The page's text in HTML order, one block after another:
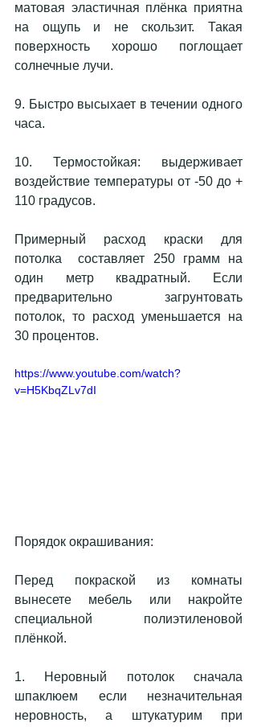
матовая эластичная плёнка приятна
на ощупь и не скользит. Такая
поверхность хорошо поглощает
солнечные лучи.
9. Быстро высыхает в течении одного
часа.
10. Термостойкая: выдерживает
воздействие температуры от -50 до +
110 градусов.
Примерный расход краски для
потолка  составляет 250 грамм на
один метр квадратный. Если
предварительно загрунтовать
потолок, то расход уменьшается на
30 процентов.
https://www.youtube.com/watch?
v=H5KbqZLv7dI
Порядок окрашивания:
Перед покраской из комнаты
вынесете мебель или накройте
специальной полиэтиленовой
плёнкой.
1. Неровный потолок сначала
шпаклюем если незначительная
неровность, а штукатурим при